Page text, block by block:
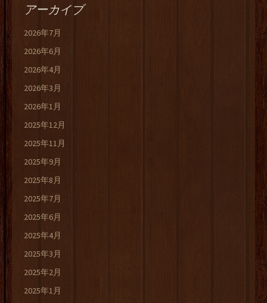
アーカイブ
2026年7月
2026年6月
2026年4月
2026年3月
2026年1月
2025年12月
2025年11月
2025年9月
2025年8月
2025年7月
2025年6月
2025年4月
2025年3月
2025年2月
2025年1月